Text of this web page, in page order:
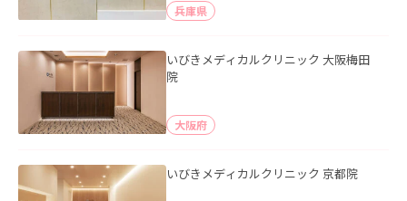
兵庫県
いびきメディカルクリニック 大阪梅田
院
大阪府
いびきメディカルクリニック 京都院